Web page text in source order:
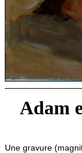
Adam
Une gravure